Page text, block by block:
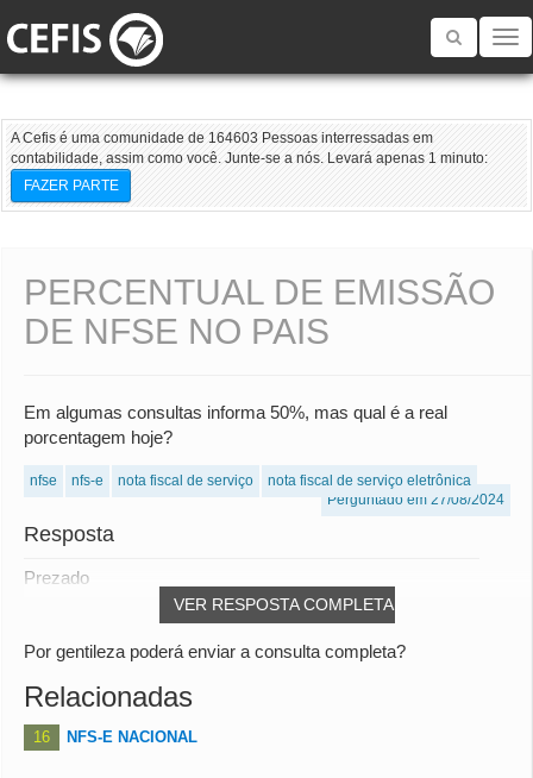
Toggle
A Cefis é uma comunidade de 164603 Pessoas interressadas em
contabilidade, assim como você. Junte-se a nós. Levará apenas 1 minuto:
FAZER PARTE
PERCENTUAL DE EMISSÃO
DE NFSE NO PAIS
Em algumas consultas informa 50%, mas qual é a real
porcentagem hoje?
nfse nfs-e nota fiscal de serviço
nota fiscal de serviço eletrônica
Perguntado em 27/08/2024
Resposta
VER RESPOSTA COMPLETA
Prezado
Por gentileza poderá enviar a consulta completa?
Relacionadas
16 NFS-E NACIONAL